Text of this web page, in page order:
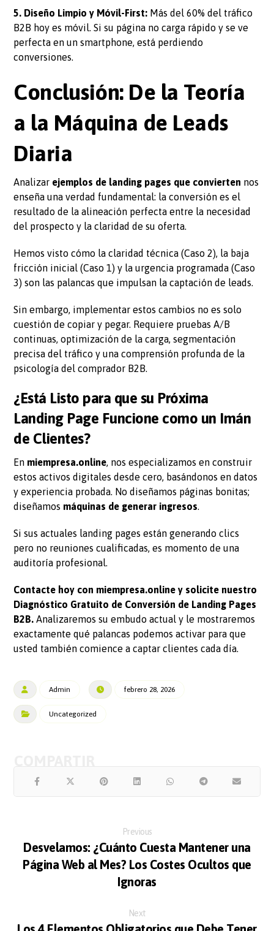
5. Diseño Limpio y Móvil-First: Más del 60% del tráfico
B2B hoy es móvil. Si su página no carga rápido y se ve
perfecta en un smartphone, está perdiendo
conversiones.
Conclusión: De la Teoría
a la Máquina de Leads
Diaria
Analizar ejemplos de landing pages que convierten nos
enseña una verdad fundamental: la conversión es el
resultado de la alineación perfecta entre la necesidad
del prospecto y la claridad de su oferta.
Hemos visto cómo la claridad técnica (Caso 2), la baja
fricción inicial (Caso 1) y la urgencia programada (Caso
3) son las palancas que impulsan la captación de leads.
Sin embargo, implementar estos cambios no es solo
cuestión de copiar y pegar. Requiere pruebas A/B
continuas, optimización de la carga, segmentación
precisa del tráfico y una comprensión profunda de la
psicología del comprador B2B.
¿Está Listo para que su Próxima
Landing Page Funcione como un Imán
de Clientes?
En miempresa.online , nos especializamos en construir
estos activos digitales desde cero, basándonos en datos
y experiencia probada. No diseñamos páginas bonitas;
diseñamos máquinas de generar ingresos
Si sus actuales landing pages están generando clics
pero no reuniones cualificadas, es momento de una
auditoría profesional.
Contacte hoy con miempresa.online y solicite nuestro
Diagnóstico Gratuito de Conversión de Landing Pages
B2B. Analizaremos su embudo actual y le mostraremos
exactamente qué palancas podemos activar para que
usted también comience a captar clientes cada día.
Admin febrero 28, 2026
Uncategorized
Previous
Desvelamos: ¿Cuánto Cuesta Mantener una
Página Web al Mes? Los Costes Ocultos que
Ignoras
Next